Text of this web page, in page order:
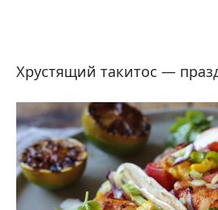
Хрустящий такитос —